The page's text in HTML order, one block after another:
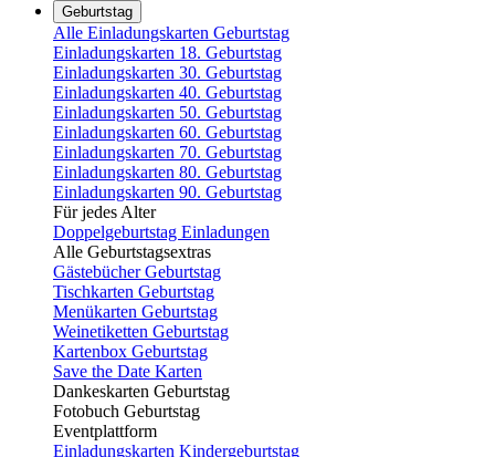
Geburtstag
Alle Einladungskarten Geburtstag
Einladungskarten 18. Geburtstag
Einladungskarten 30. Geburtstag
Einladungskarten 40. Geburtstag
Einladungskarten 50. Geburtstag
Einladungskarten 60. Geburtstag
Einladungskarten 70. Geburtstag
Einladungskarten 80. Geburtstag
Einladungskarten 90. Geburtstag
Für jedes Alter
Doppelgeburtstag Einladungen
Alle Geburtstagsextras
Gästebücher Geburtstag
Tischkarten Geburtstag
Menükarten Geburtstag
Weinetiketten Geburtstag
Kartenbox Geburtstag
Save the Date Karten
Dankeskarten Geburtstag
Fotobuch Geburtstag
Eventplattform
Einladungskarten Kindergeburtstag